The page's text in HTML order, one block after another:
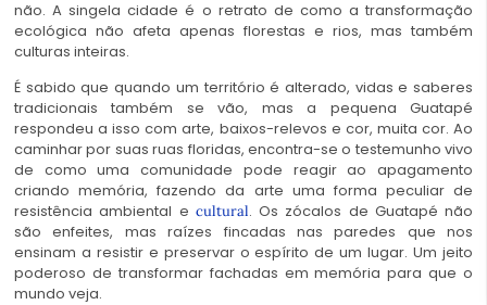
não. A singela cidade é o retrato de como a transformação
ecológica não afeta apenas florestas e rios, mas também
culturas inteiras.
É sabido que quando um território é alterado, vidas e saberes
tradicionais também se vão, mas a pequena Guatapé
respondeu a isso com arte, baixos-relevos e cor, muita cor. Ao
caminhar por suas ruas floridas, encontra-se o testemunho vivo
de como uma comunidade pode reagir ao apagamento
criando memória, fazendo da arte uma forma peculiar de
resistência ambiental e cultural. Os zócalos de Guatapé não
são enfeites, mas raízes fincadas nas paredes que nos
ensinam a resistir e preservar o espírito de um lugar. Um jeito
poderoso de transformar fachadas em memória para que o
mundo veja.